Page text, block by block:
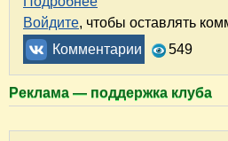
Войдите, чтобы оставлять
Комментарии
549
Реклама — поддержка клуба